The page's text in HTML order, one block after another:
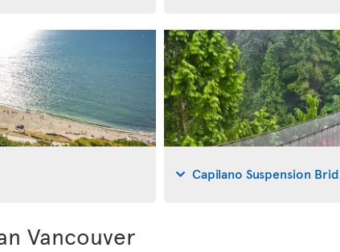
Capilano Suspension
Vancouver